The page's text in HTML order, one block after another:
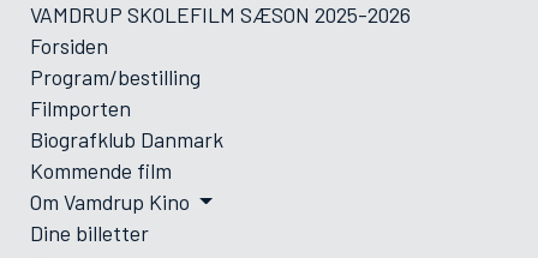
VAMDRUP SKOLEFILM SÆSON 2025-2026
Forsiden
Program/bestilling
Filmporten
Biografklub Danmark
Kommende film
Om Vamdrup Kino
Dine billetter